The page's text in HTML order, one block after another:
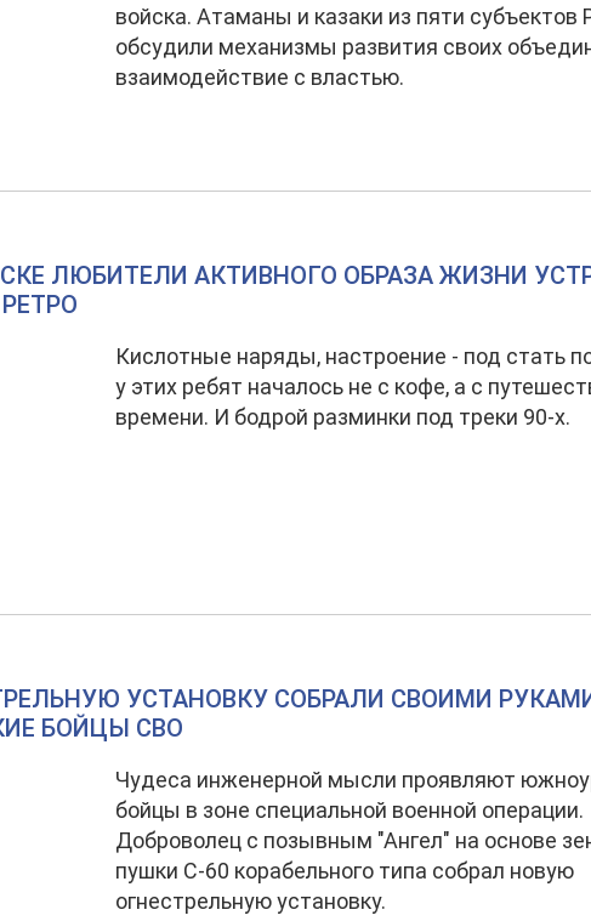
войска. Атаманы и казаки из пяти субъектов
обсудили механизмы развития своих
взаимодействие с властью.
ЛЮБИТЕЛИ АКТИВНОГО ОБРАЗА ЖИЗНИ
Кислотные наряды, настроение - под стать
у этих ребят началось не с кофе, а с
времени. И бодрой разминки под треки 90-х.
УСТАНОВКУ СОБРАЛИ СВОИМИ
БОЙЦЫ СВО
Чудеса инженерной мысли проявляют
бойцы в зоне специальной военной операции.
Доброволец с позывным "Ангел" на основе
пушки С-60 корабельного типа собрал новую
огнестрельную установку.